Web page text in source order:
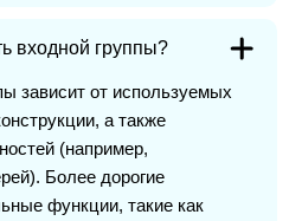
входной группы?
зависит от используемых
а также
(например,
Более дорогие
функции, такие как